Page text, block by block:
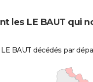
les LE BAUT qui
BAUT décédés par